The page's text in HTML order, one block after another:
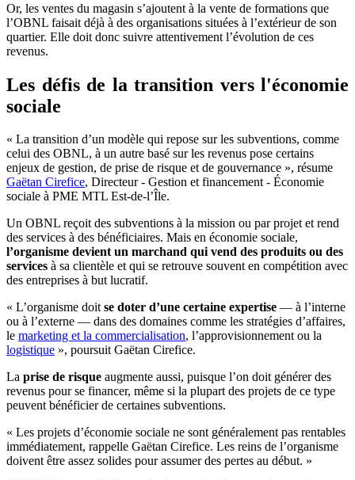
Or, les ventes du magasin s’ajoutent à la vente de formations que
l’OBNL faisait déjà à des organisations situées à l’extérieur de son
quartier. Elle doit donc suivre attentivement l’évolution de ces
revenus.
Les défis de la transition vers l'économie
sociale
« La transition d’un modèle qui repose sur les subventions, comme
celui des OBNL, à un autre basé sur les revenus pose certains
enjeux de gestion, de prise de risque et de gouvernance », résume
Gaëtan Cirefice, Directeur - Gestion et financement - Économie
sociale à PME MTL Est-de-l’Île.
Un OBNL reçoit des subventions à la mission ou par projet et rend
des services à des bénéficiaires. Mais en économie sociale,
l’organisme devient un marchand qui vend des produits ou des
services à sa clientèle et qui se retrouve souvent en compétition avec
des entreprises à but lucratif.
« L’organisme doitse doter d’une certaine expertise — à l’interne
ou à l’externe — dans des domaines comme les stratégies d’affaires,
le marketing et la commercialisation, l’approvisionnement ou la
logistique », poursuit Gaëtan Cirefice.
La prise de risque augmente aussi, puisque l’on doit générer des
revenus pour se financer, même si la plupart des projets de ce type
peuvent bénéficier de certaines subventions.
« Les projets d’économie sociale ne sont généralement pas rentables
immédiatement, rappelle Gaëtan Cirefice. Les reins de l’organisme
doivent être assez solides pour assumer des pertes au début. »